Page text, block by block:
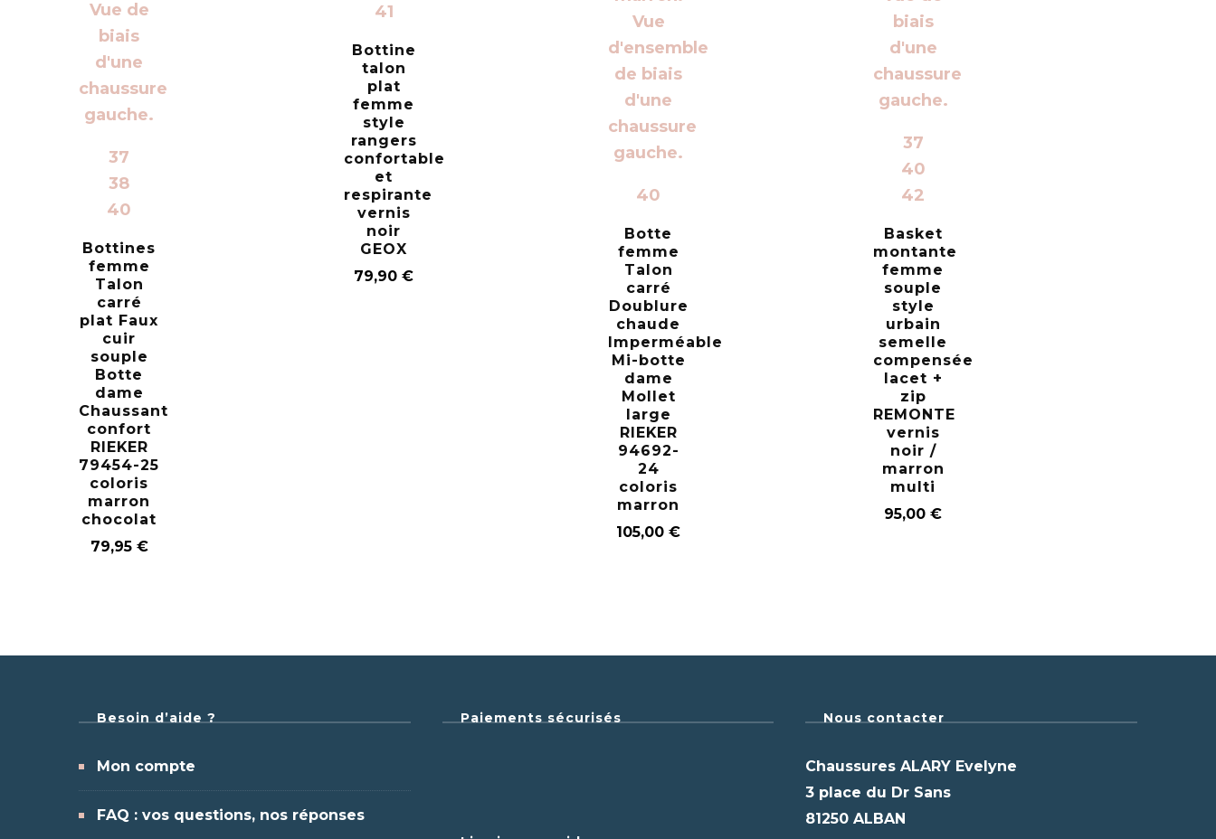
37
38
40
Bottines
femme
Talon
carré
plat Faux
cuir
souple
Botte
dame
Chaussant
confort
RIEKER
79454-25
coloris
marron
chocolat
79,95 €
41
Bottine
talon
plat
femme
style
rangers
confortable
et
respirante
vernis
noir
GEOX
79,90€
40
Botte
femme
Talon
carré
Doublure
chaude
Imperméable
Mi-botte
dame
Mollet
large
RIEKER
94692-
24
coloris
marron
105,00€
37
40
42
Basket
montante
femme
souple
style
urbain
semelle
compensée
lacet +
zip
REMONTE
vernis
noir /
marron
multi
95,00€
Besoin d’aide ?
Mon compte
FAQ : vos questions, nos réponses
Paiements sécurisés Nous contacter
Chaussures ALARY Evelyne
3 place du Dr Sans
81250 ALBAN